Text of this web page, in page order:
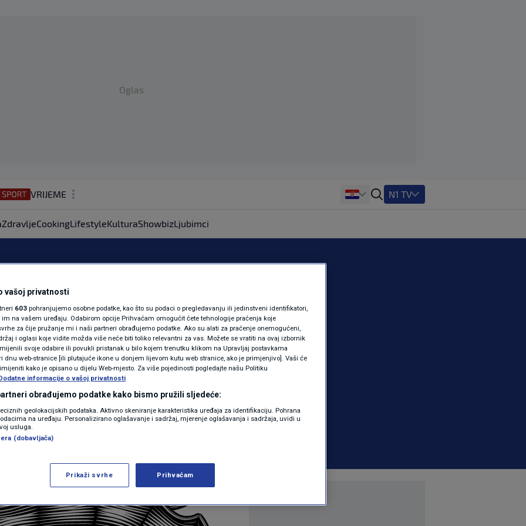
Oglas
VRIJEME
REGIJA
MAGAZIN
KOLUMNE
N1(DIS)INFO
KLIMATSKE PROMJENE
FOTO
VIDEO
N1 TV
ZdravljeCookingLifestyleKulturaShowbizLjubimci
ruši mitove o
Kolumba
ZNANOST 6 komentara
Više
vašoj privatnosti
603 pohranjujemo osobne podatke, kao što su podaci o pregledavanju ili jedinstveni identifikatori,
na vašem uređaju. Odabirom opcije Prihvaćam omogućit ćete tehnologije praćenja koje
za čije pružanje mi i naši partneri obrađujemo podatke. Ako su alati za praćenje onemogućeni,
i oglasi koje vidite možda više neće biti toliko relevantni za vas. Možete se vratiti na ovaj izbornik
svoje odabire ili povukli pristanak u bilo kojem trenutku klikom na Upravljaj postavkama
dnu web-stranice [ili plutajuće ikone u donjem lijevom kutu web stranice, ako je primjenjivo]. Vaši će
kako je opisano u dijelu Web-mjesto. Za više pojedinosti pogledajte našu Politiku
informacije o vašoj privatnosti
obrađujemo podatke kako bismo pružili sljedeće:
geolokacijskih podataka. Aktivno skeniranje karakteristika uređaja za identifikaciju. Pohrana
na uređaju. Personalizirano oglašavanje i sadržaj, mjerenje oglašavanja i sadržaja, uvidi u
usluga.
(dobavljača)
Prikaži svrhe Prihvaćam